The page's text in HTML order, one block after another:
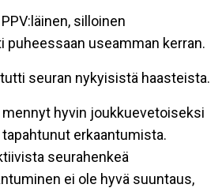
silloinen
puheessaan useamman kerran.
seuran nykyisistä haasteista.
hyvin joukkuevetoiseksi
erkaantumista.
seurahenkeä
ei ole hyvä suuntaus,